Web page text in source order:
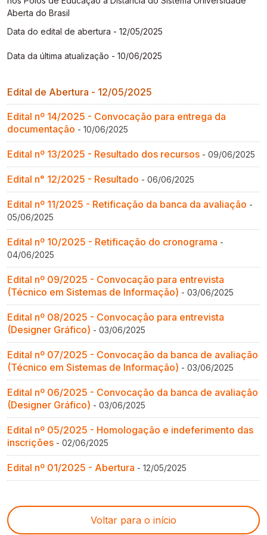
Aberta do Brasil
Data do edital de abertura - 12/05/2025
Data da última atualização - 10/06/2025
Edital de Abertura - 12/05/2025
Edital nº 14/2025 - Convocação para entrega da
documentação - 10/06/2025
Edital nº 13/2025 - Resultado dos recursos - 09/06/2025
Edital n° 12/2025 - Resultado - 06/06/2025
Edital nº 11/2025 - Retificação da banca da avaliação -
05/06/2025
Edital nº 10/2025 - Retificação do cronograma -
04/06/2025
Edital nº 09/2025 - Convocação para entrevista
(Técnico em Sistemas de Informação) - 03/06/2025
Edital nº 08/2025 - Convocação para entrevista
(Designer Gráfico) - 03/06/2025
Edital nº 07/2025 - Convocação da banca de avaliação
(Técnico em Sistemas de Informação) - 03/06/2025
Edital nº 06/2025 - Convocação da banca de avaliação
(Designer Gráfico) - 03/06/2025
Edital nº 05/2025 - Homologação e indeferimento das
inscrições - 02/06/2025
Edital nº 01/2025 - Abertura - 12/05/2025
Voltar para o início
Gestão de Ambientes Promotores de Inovação
Especialização em Gestão de Ambientes de
Docência na Educação Infantil [DINF]
Gestão Escolar [GESC]
Gestão de Ambientes Promotores de Inovação
Especialização em Gestão de Ambientes de
Docência na Educação Infantil [DINF]
Gestão Escolar [GESC]
Gestão de Ambientes Promotores de Inovação
Especialização em Gestão de Ambientes de
Docência na Educação Infantil [DINF]
Gestão Escolar [GESC]
Gestão de Ambientes Promotores de Inovação
Especialização em Gestão de Ambientes de
Docência na Educação Infantil [DINF]
Gestão Escolar [GESC]
Gestão de Ambientes Promotores de Inovação
Especialização em Gestão de Ambientes de
Docência na Educação Infantil [DINF]
Gestão Escolar [GESC]